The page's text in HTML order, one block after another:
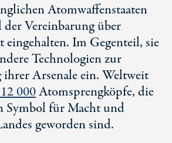
Atomwaffenstaaten
Vereinbarung über
Im Gegenteil, sie
Technologien zur
Arsenale ein. Weltweit
12 000Atomsprengköpfe, die
Symbol für Macht und
geworden sind.